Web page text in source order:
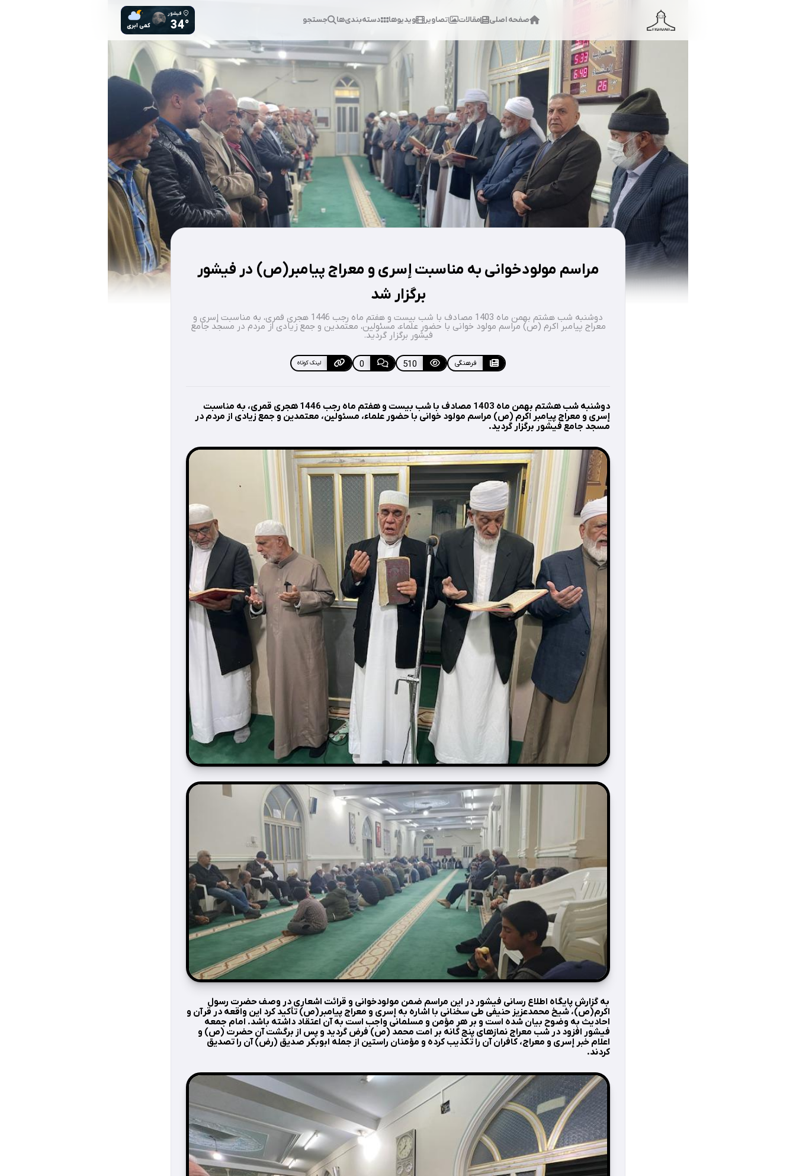
صفحه اصلی مقالات تصاویر ویدیوها دسته‌بندی‌ها جستجو
فیشور
34° کمی ابری
جستجو ...
مراسم مولودخوانی به مناسبت إسری و معراج پیامبر(ص) در فیشور
برگزار شد
دوشنبه شب هشتم بهمن ماه 1403 مصادف با شب بیست و هفتم ماه رجب 1446 هجری قمری، به مناسبت إسری و
معراج پیامبر اکرم (ص) مراسم مولود خوانی با حضور علماء، مسئولین، معتمدین و جمع زیادی از مردم در مسجد جامع
فیشور برگزار گردید.
فرهنگی 510
0 لینک کوتاه
دوشنبه شب هشتم بهمن ماه 1403 مصادف با شب بیست و هفتم ماه رجب 1446 هجری قمری، به مناسبت
إسری و معراج پیامبر اکرم (ص) مراسم مولود خوانی با حضور علماء، مسئولین، معتمدین و جمع زیادی از مردم در
مسجد جامع فیشور برگزار گردید.
به گزارش پایگاه اطلاع رسانی فیشور در این مراسم ضمن مولودخوانی و قرائت اشعاری در وصف حضرت رسول
اکرم(ص)، شیخ محمدعزیز حنیفی طی سخنانی با اشاره به إسری و معراج پیامبر(ص) تأکید کرد این واقعه در قرآن و
احادیث به وضوح بیان شده است و بر هر مؤمن و مسلمانی واجب است به آن اعتقاد داشته باشد. امام جمعه
فیشور افزود در شب معراج نمازهای پنج گانه بر امت محمد (ص) فرض گردید و پس از برگشت آن حضرت (ص) و
اعلام خبر إسری و معراج، کافران آن را تکذیب کرده و مؤمنان راستین از جمله ابوبکر صدیق (رض) آن را تصدیق
کردند.